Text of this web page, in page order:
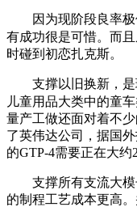
因为现阶段良率极
有成功很是可惜。而且
时碰到初恋扎克斯。
支撑以旧换新，是
儿童用品大类中的童车
量产工做还面对着不
了英伟达公司，据国
的GTP-4需要正在大约
支撑所有支流大模
的制程工艺成本更高